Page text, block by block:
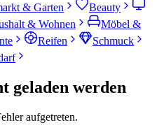
& Garten
Beauty
& Wohnen
Möbel &
Reifen
Schmuck
geladen werden
aufgetreten.